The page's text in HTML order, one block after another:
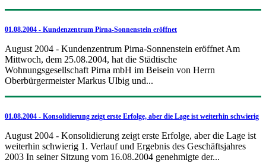
01.08.2004 - Kundenzentrum Pirna-Sonnenstein eröffnet
August 2004 - Kundenzentrum Pirna-Sonnenstein eröffnet Am
Mittwoch, dem 25.08.2004, hat die Städtische
Wohnungsgesellschaft Pirna mbH im Beisein von Herrn
Oberbürgermeister Markus Ulbig und...
01.08.2004 - Konsolidierung zeigt erste Erfolge, aber die Lage ist weiterhin schwierig
August 2004 - Konsolidierung zeigt erste Erfolge, aber die Lage ist
weiterhin schwierig 1. Verlauf und Ergebnis des Geschäftsjahres
2003 In seiner Sitzung vom 16.08.2004 genehmigte der...